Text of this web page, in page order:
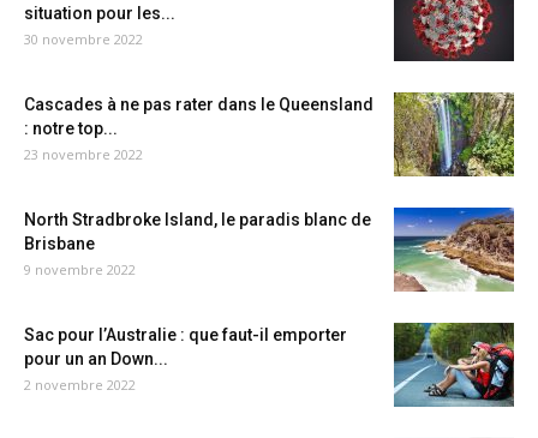
situation pour les...
30 novembre 2022
Cascades à ne pas rater dans le Queensland
: notre top...
23 novembre 2022
North Stradbroke Island, le paradis blanc de
Brisbane
9 novembre 2022
Sac pour l’Australie : que faut-il emporter
pour un an Down...
2 novembre 2022